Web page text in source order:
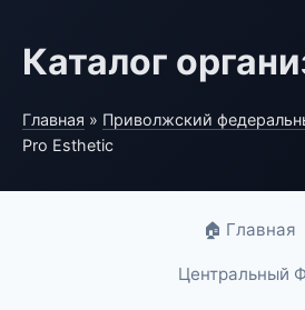
Каталог
Главная » Приволжский
Pro Esthetic
🏠 Главная
Центральный